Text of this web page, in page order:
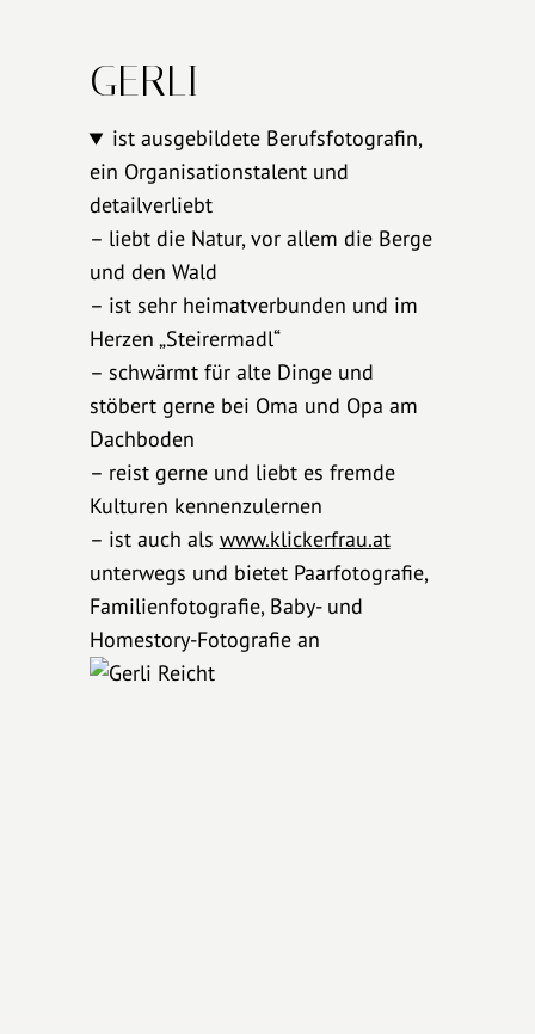
GERLI
ist ausgebildete Berufsfotografin,
ein Organisationstalent und
detailverliebt
– liebt die Natur, vor allem die Berge
und den Wald
– ist sehr heimatverbunden und im
Herzen „Steirermadl“
– schwärmt für alte Dinge und
stöbert gerne bei Oma und Opa am
Dachboden
– reist gerne und liebt es fremde
Kulturen kennenzulernen
– ist auch als www.klickerfrau.at
unterwegs und bietet Paarfotografie,
Familienfotografie, Baby- und
Homestory-Fotografie an